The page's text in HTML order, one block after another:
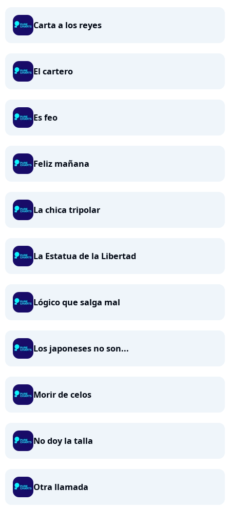
Carta a los reyes
El cartero
Es feo
Feliz mañana
La chica tripolar
La Estatua de la Libertad
Lógico que salga mal
Los japoneses no son...
Morir de celos
No doy la talla
Otra llamada